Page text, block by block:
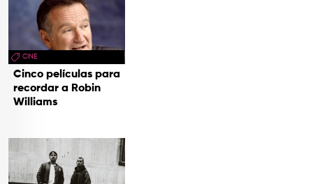
CINE
Cinco películas para
recordar a Robin
Williams